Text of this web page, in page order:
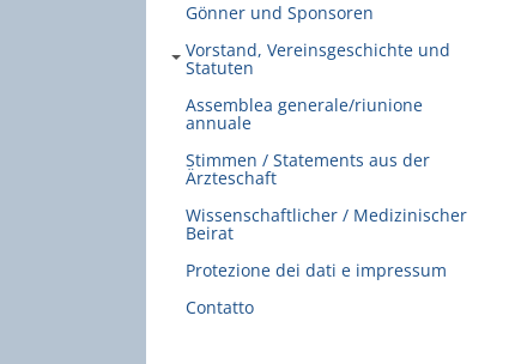
Gönner und Sponsoren
Vorstand, Vereinsgeschichte und
Statuten
Assemblea generale/riunione
annuale
Stimmen / Statements aus der
Ärzteschaft
Wissenschaftlicher / Medizinischer
Beirat
Protezione dei dati e impressum
Contatto